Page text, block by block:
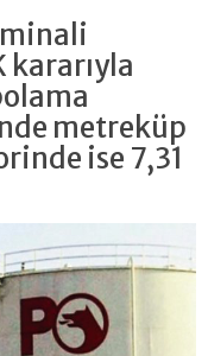
kararıyla
metreküp
ise 7,31